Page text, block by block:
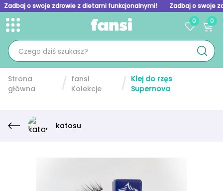
Zadbaj o swoje zdrowie z dietami funkcjonalnymi! Zadbaj o swoje
Toggle menu
0 0
Strona
główna
fansi
Kolekcje
Klej do rzęs
Supernova
katosu